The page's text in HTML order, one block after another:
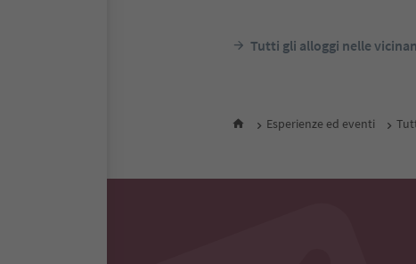
Tutti gli alloggi nelle
Esperienze ed eventi